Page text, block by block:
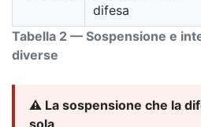
Tabella 2 — Sospensione e
diverse
difesa
⚠️ La sospensione che la
sola